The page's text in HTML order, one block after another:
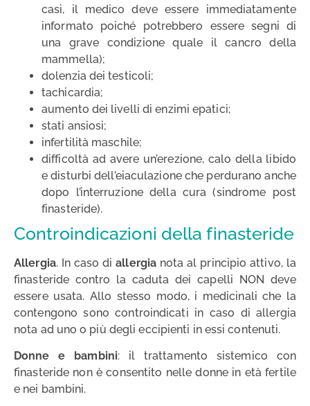
casi, il medico deve essere immediatamente
informato poiché potrebbero essere segni di
una grave condizione quale il cancro della
mammella);
dolenzia dei testicoli;
tachicardia;
aumento dei livelli di enzimi epatici;
stati ansiosi;
infertilità maschile;
difficoltà ad avere un’erezione, calo della libido
e disturbi dell’eiaculazione che perdurano anche
dopo l’interruzione della cura (sindrome post
finasteride).
Controindicazioni della finasteride
Allergia. In caso diallergia nota al principio attivo, la
finasteride contro la caduta dei capelli NON deve
essere usata. Allo stesso modo, i medicinali che la
contengono sono controindicati in caso di allergia
nota ad uno o più degli eccipienti in essi contenuti.
Donne e bambini: il trattamento sistemico con
finasteride non è consentito nelle donne in età fertile
e nei bambini.